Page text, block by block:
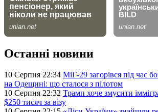
Останні новини
10 Серпня 22:34 МіГ-29 загорівся під час
на Одещині: що сталося з пілотом
10 Серпня 22:32 Трамп хоче змусити
$250 тисяч за візу